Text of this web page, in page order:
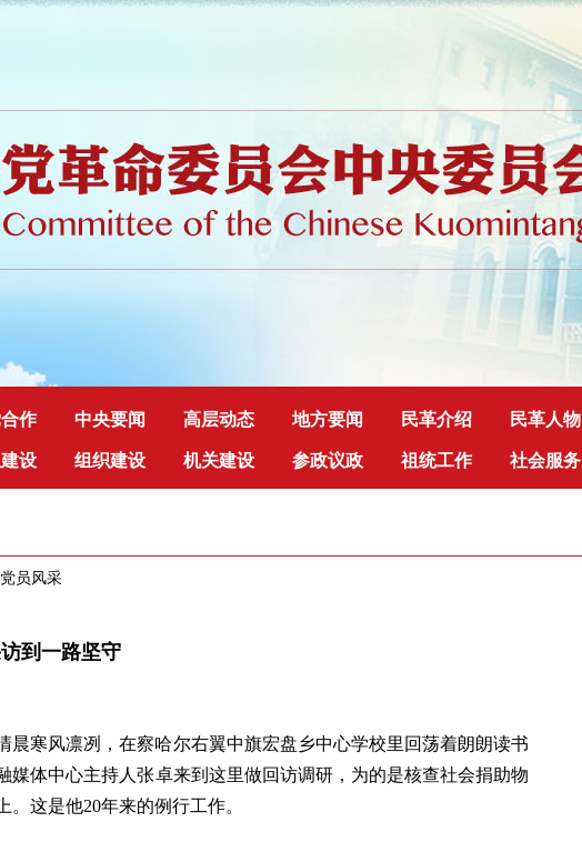
作 中央要闻 高层动态 地方要闻 民革介绍 民革人物
设 组织建设 机关建设 参政议政 祖统工作 社会服务
党员风采
到一路坚守
晨寒风凛冽，在察哈尔右翼中旗宏盘乡中心学校里回荡着朗朗读书
媒体中心主持人张卓来到这里做回访调研，为的是核查社会捐助物
这是他20年来的例行工作。